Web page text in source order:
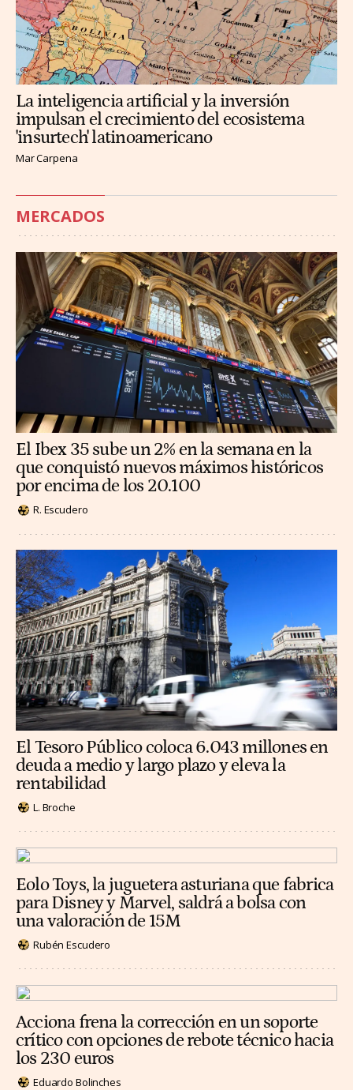
La inteligencia artificial y la inversión
impulsan el crecimiento del ecosistema
'insurtech' latinoamericano
Mar Carpena
MERCADOS
El Ibex 35 sube un 2% en la semana en la
que conquistó nuevos máximos históricos
por encima de los 20.100
R. Escudero
El Tesoro Público coloca 6.043 millones en
deuda a medio y largo plazo y eleva la
rentabilidad
L. Broche
Eolo Toys, la juguetera asturiana que fabrica
para Disney y Marvel, saldrá a bolsa con
una valoración de 15M
Rubén Escudero
Acciona frena la corrección en un soporte
crítico con opciones de rebote técnico hacia
los 230 euros
Eduardo Bolinches